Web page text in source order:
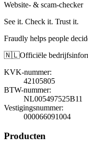
Website- & scam-checker
See it. Check it. Trust it.
Fraudly helps people
🇳🇱Officiële
KVK-nummer:
42105805
BTW-nummer:
NL005497525B11
Vestigingsnummer:
000066091004
Producten